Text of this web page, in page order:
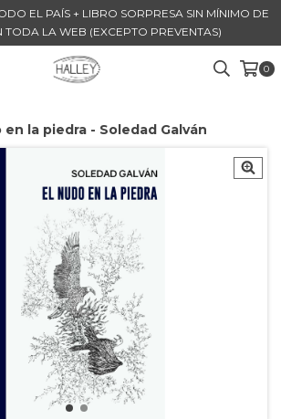
EL PAÍS + LIBRO SORPRESA SIN MÍNIMO DE
TODA LA WEB (EXCEPTO PREVENTAS)
0
en la piedra - Soledad Galván